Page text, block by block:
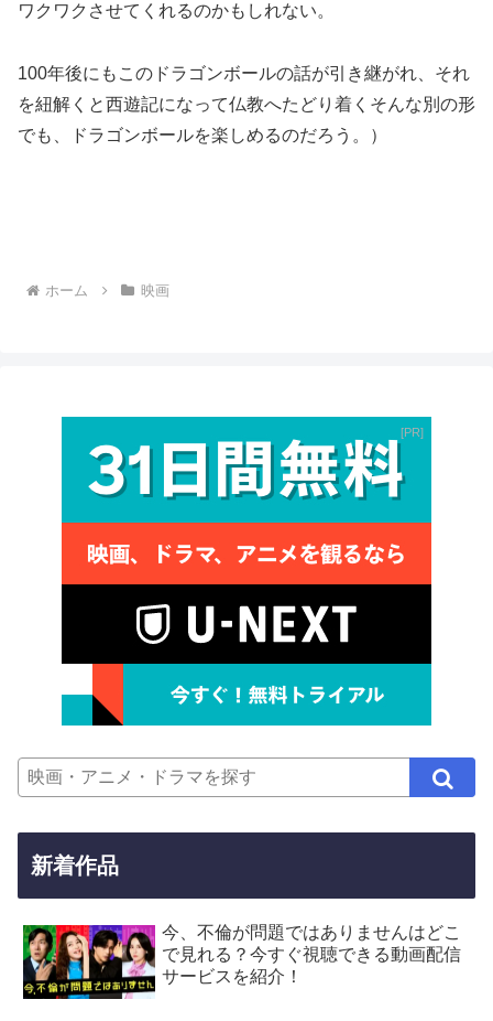
ワクワクさせてくれるのかもしれない。
100年後にもこのドラゴンボールの話が引き継がれ、それ
を紐解くと西遊記になって仏教へたどり着くそんな別の形
でも、ドラゴンボールを楽しめるのだろう。）
ホーム 映画
PR
新着作品
今、不倫が問題ではありませんはどこ
で見れる？今すぐ視聴できる動画配信
サービスを紹介！